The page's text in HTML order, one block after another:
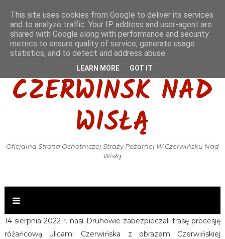
OSP KSRG
CZERWIŃSK NAD
WISŁĄ
Oficjalna Strona Ochotniczej Straży Pożarnej W Czerwińsku Nad
Wisłą
14 sierpnia 2022 r. nasi Druhowie zabezpieczali trasę procesję
różańcową ulicami Czerwińska z obrazem Czerwińskiej
This site uses cookies from Google to deliver its services
and to analyze traffic. Your IP address and user-agent are
shared with Google along with performance and security
metrics to ensure quality of service, generate usage
statistics, and to detect and address abuse.
LEARN MORE GOT IT